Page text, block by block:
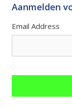
Aanmelden
Email Address